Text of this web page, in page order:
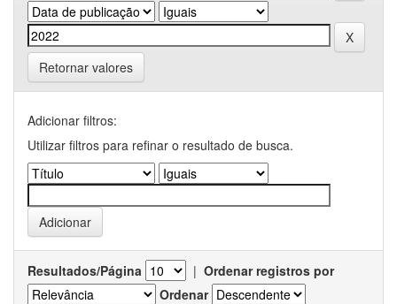
Retornar valores
Adicionar filtros:
Utilizar filtros para refinar o resultado de busca.
Resultados/Página | Ordenar registros por
Ordenar